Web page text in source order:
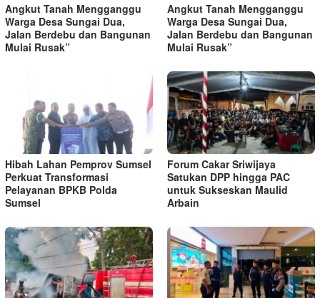
Angkut Tanah Mengganggu
Warga Desa Sungai Dua,
Jalan Berdebu dan Bangunan
Mulai Rusak”
Angkut Tanah Mengganggu
Warga Desa Sungai Dua,
Jalan Berdebu dan Bangunan
Mulai Rusak”
Hibah Lahan Pemprov Sumsel
Perkuat Transformasi
Pelayanan BPKB Polda
Sumsel
Forum Cakar Sriwijaya
Satukan DPP hingga PAC
untuk Sukseskan Maulid
Arbain